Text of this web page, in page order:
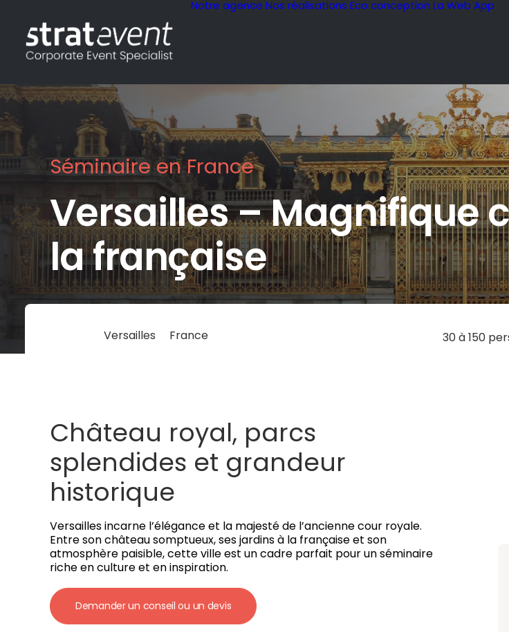
Notre agence Nos réalisations Eco conception La Web App
Séminaire en France
Versailles – Magnifique
la française
Versailles France 30 à 150
Château royal, parcs
splendides et grandeur
historique
Versailles incarne l’élégance et la majesté de l’ancienne cour royale.
Entre son château somptueux, ses jardins à la française et son
atmosphère paisible, cette ville est un cadre parfait pour un séminaire
riche en culture et en inspiration.
Demander un conseil ou un devis